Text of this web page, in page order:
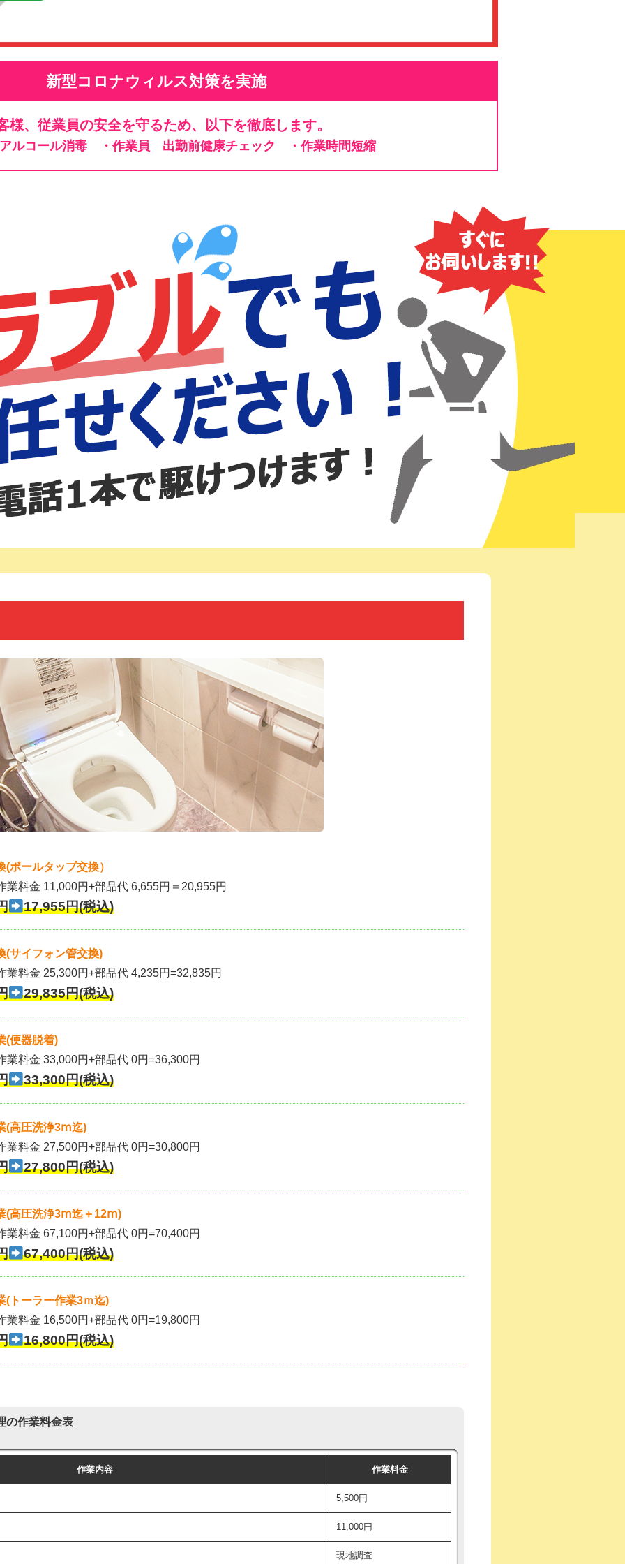
新型コロナウィルス対策を実施
様、従業員の安全を守るため、以下を徹底します。
ルコール消毒 ・作業員 出勤前健康チェック ・作業時間短縮
ボールタップ交換）
業料金 11,000円+部品代 6,655円＝20,955円
17,955円(税込)
(サイフォン管交換)
業料金 25,300円+部品代 4,235円=32,835円
29,835円(税込)
(便器脱着)
業料金 33,000円+部品代 0円=36,300円
33,300円(税込)
(高圧洗浄3ⅿ迄)
業料金 27,500円+部品代 0円=30,800円
27,800円(税込)
(高圧洗浄3ⅿ迄＋12ⅿ)
業料金 67,100円+部品代 0円=70,400円
67,400円(税込)
(トーラー作業3ｍ迄)
業料金 16,500円+部品代 0円=19,800円
16,800円(税込)
の作業料金表
作業内容 作業料金
5,500円
11,000円
現地調査